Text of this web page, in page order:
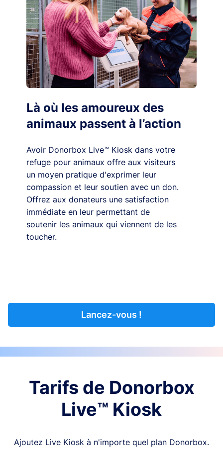
Là où les amoureux des
animaux passent à l’action
Avoir Donorbox Live™ Kiosk dans votre
refuge pour animaux offre aux visiteurs
un moyen pratique d'exprimer leur
compassion et leur soutien avec un don.
Offrez aux donateurs une satisfaction
immédiate en leur permettant de
soutenir les animaux qui viennent de les
toucher.
Lancez-vous !
Tarifs de Donorbox
Live™ Kiosk
Ajoutez Live Kiosk à n'importe quel plan Donorbox.